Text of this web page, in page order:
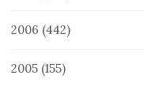
2006 (442)
2005 (155)